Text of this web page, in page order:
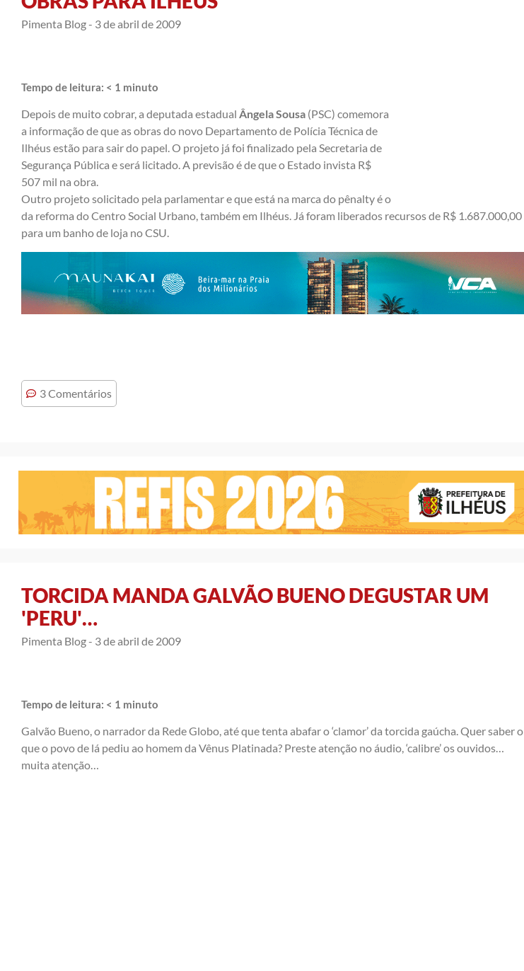
Pimenta Blog - 3 de abril de 2009
Tempo de leitura: < 1 minuto
Depois de muito cobrar, a deputada estadual Ângela Sousa (PSC) comemora
a informação de que as obras do novo Departamento de Polícia Técnica de
Ilhéus estão para sair do papel. O projeto já foi finalizado pela Secretaria de
Segurança Pública e será licitado. A previsão é de que o Estado invista R$
507 mil na obra.
Outro projeto solicitado pela parlamentar e que está na marca do pênalty é o
da reforma do Centro Social Urbano, também em Ilhéus. Já foram liberados recursos de R$ 1.687.000,00
para um banho de loja no CSU.
3 Comentários
TORCIDA MANDA GALVÃO BUENO DEGUSTAR UM
'PERU'…
Pimenta Blog - 3 de abril de 2009
Tempo de leitura: < 1 minuto
Galvão Bueno, o narrador da Rede Globo, até que tenta abafar o ‘clamor’ da torcida gaúcha. Quer saber o
que o povo de lá pediu ao homem da Vênus Platinada? Preste atenção no áudio, ‘calibre’ os ouvidos…
muita atenção…